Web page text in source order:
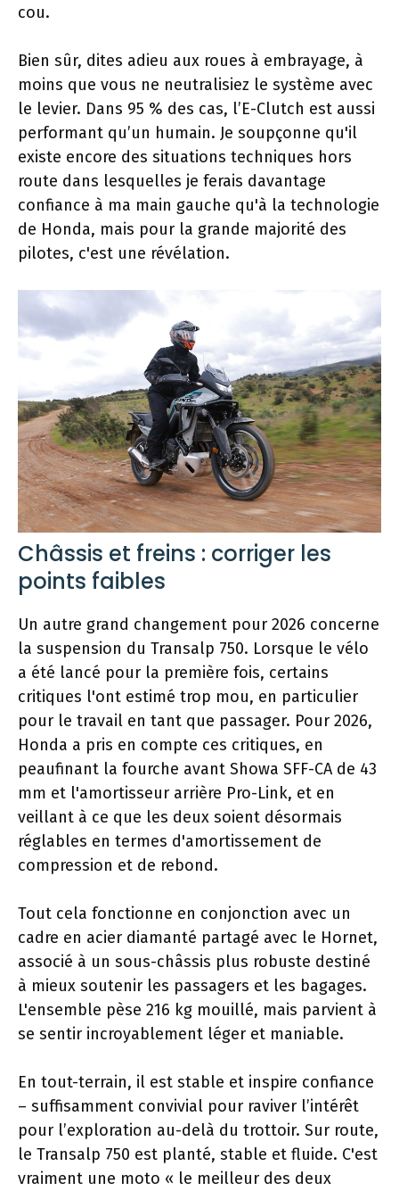
cou.
Bien sûr, dites adieu aux roues à embrayage, à
moins que vous ne neutralisiez le système avec
le levier. Dans 95 % des cas, l’E-Clutch est aussi
performant qu’un humain. Je soupçonne qu'il
existe encore des situations techniques hors
route dans lesquelles je ferais davantage
confiance à ma main gauche qu'à la technologie
de Honda, mais pour la grande majorité des
pilotes, c'est une révélation.
Châssis et freins : corriger les
points faibles
Un autre grand changement pour 2026 concerne
la suspension du Transalp 750. Lorsque le vélo
a été lancé pour la première fois, certains
critiques l'ont estimé trop mou, en particulier
pour le travail en tant que passager. Pour 2026,
Honda a pris en compte ces critiques, en
peaufinant la fourche avant Showa SFF-CA de 43
mm et l'amortisseur arrière Pro-Link, et en
veillant à ce que les deux soient désormais
réglables en termes d'amortissement de
compression et de rebond.
Tout cela fonctionne en conjonction avec un
cadre en acier diamanté partagé avec le Hornet,
associé à un sous-châssis plus robuste destiné
à mieux soutenir les passagers et les bagages.
L'ensemble pèse 216 kg mouillé, mais parvient à
se sentir incroyablement léger et maniable.
En tout-terrain, il est stable et inspire confiance
– suffisamment convivial pour raviver l’intérêt
pour l’exploration au-delà du trottoir. Sur route,
le Transalp 750 est planté, stable et fluide. C'est
vraiment une moto « le meilleur des deux